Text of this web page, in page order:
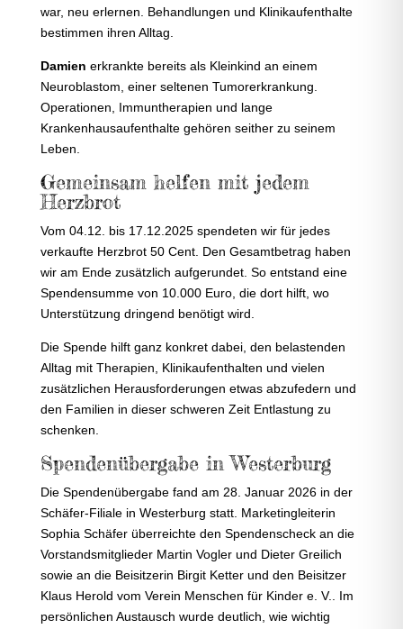
war, neu erlernen. Behandlungen und Klinikaufenthalte
bestimmen ihren Alltag.
Damien erkrankte bereits als Kleinkind an einem
Neuroblastom, einer seltenen Tumorerkrankung.
Operationen, Immuntherapien und lange
Krankenhausaufenthalte gehören seither zu seinem
Leben.
Gemeinsam helfen mit jedem
Herzbrot
Vom 04.12. bis 17.12.2025 spendeten wir für jedes
verkaufte Herzbrot 50 Cent. Den Gesamtbetrag haben
wir am Ende zusätzlich aufgerundet. So entstand eine
Spendensumme von 10.000 Euro, die dort hilft, wo
Unterstützung dringend benötigt wird.
Die Spende hilft ganz konkret dabei, den belastenden
Alltag mit Therapien, Klinikaufenthalten und vielen
zusätzlichen Herausforderungen etwas abzufedern und
den Familien in dieser schweren Zeit Entlastung zu
schenken.
Spendenübergabe in Westerburg
Die Spendenübergabe fand am 28. Januar 2026 in der
Schäfer-Filiale in Westerburg statt. Marketingleiterin
Sophia Schäfer überreichte den Spendenscheck an die
Vorstandsmitglieder Martin Vogler und Dieter Greilich
sowie an die Beisitzerin Birgit Ketter und den Beisitzer
Klaus Herold vom Verein Menschen für Kinder e. V.. Im
persönlichen Austausch wurde deutlich, wie wichtig